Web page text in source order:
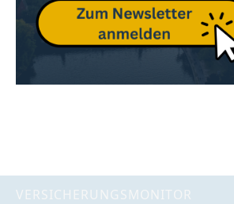
VERSICHERUNGSMONITOR